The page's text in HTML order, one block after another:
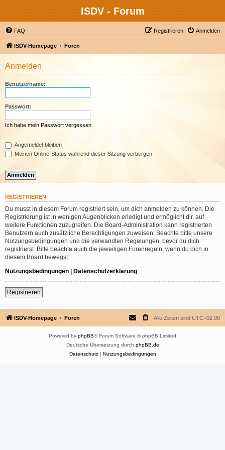
ISDV - Forum
FAQ Anmelden
Registrieren
ISDV-Homepage Foren
Anmelden
Benutzername:
Passwort:
Ich habe mein Passwort vergessen
Angemeldet bleiben
Meinen Online-Status während dieser Sitzung verbergen
REGISTRIEREN
Du musst in diesem Forum registriert sein, um dich anmelden zu können. Die
Registrierung ist in wenigen Augenblicken erledigt und ermöglicht dir, auf
weitere Funktionen zuzugreifen. Die Board-Administration kann registrierten
Benutzern auch zusätzliche Berechtigungen zuweisen. Beachte bitte unsere
Nutzungsbedingungen und die verwandten Regelungen, bevor du dich
registrierst. Bitte beachte auch die jeweiligen Forenregeln, wenn du dich in
diesem Board bewegst.
Nutzungsbedingungen | Datenschutzerklärung
Registrieren
ISDV-Homepage Foren Alle Zeiten sind UTC+02:00
Powered by phpBB® Forum Software © phpBB Limited
Deutsche Übersetzung durch phpBB.de
Datenschutz| Nutzungsbedingungen